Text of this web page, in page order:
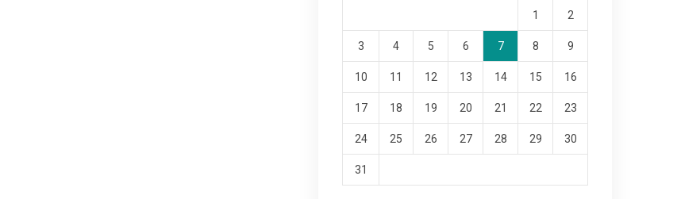
1 2
3 4 5 6 7 8 9
10 11 12 13 14 15 16
17 18 19 20 21 22 23
24 25 26 27 28 29 30
31